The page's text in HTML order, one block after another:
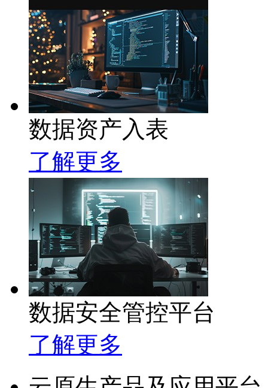
数据资产入表
了解更多
数据安全管控平台
了解更多